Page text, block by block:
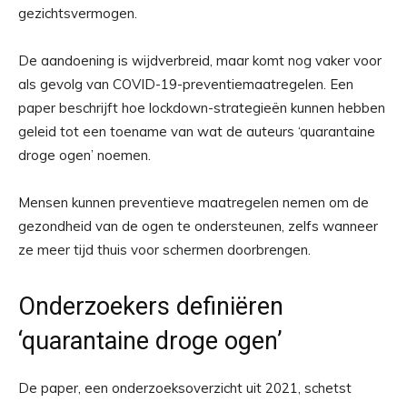
gezichtsvermogen.
De aandoening is wijdverbreid, maar komt nog vaker voor
als gevolg van COVID-19-preventiemaatregelen. Een
paper beschrijft hoe lockdown-strategieën kunnen hebben
geleid tot een toename van wat de auteurs ‘quarantaine
droge ogen’ noemen.
Mensen kunnen preventieve maatregelen nemen om de
gezondheid van de ogen te ondersteunen, zelfs wanneer
ze meer tijd thuis voor schermen doorbrengen.
Onderzoekers definiëren
‘quarantaine droge ogen’
De paper, een onderzoeksoverzicht uit 2021, schetst